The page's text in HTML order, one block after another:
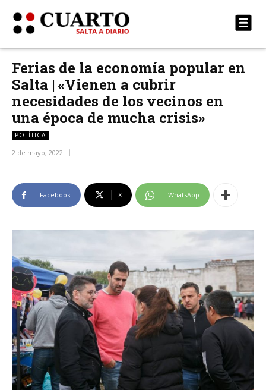
Ferias de la economía popular en
Salta | «Vienen a cubrir
necesidades de los vecinos en
una época de mucha crisis»
POLÍTICA
2 de mayo, 2022
Facebook X WhatsApp